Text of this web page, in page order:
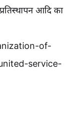
आदि का
of-
service-